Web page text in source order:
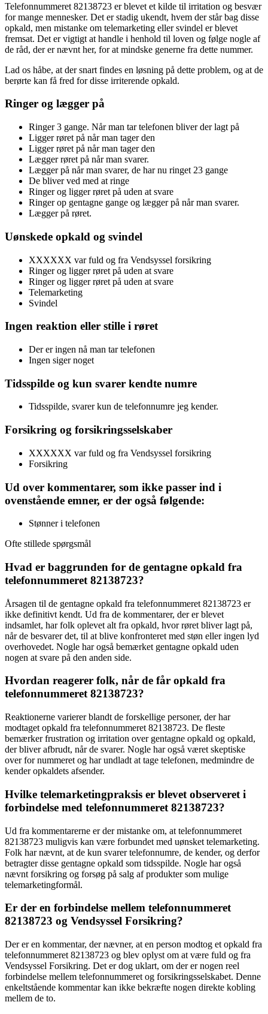
Telefonnummeret 82138723 er blevet et kilde til irritation og besvær
for mange mennesker. Det er stadig ukendt, hvem der står bag disse
opkald, men mistanke om telemarketing eller svindel er blevet
fremsat. Det er vigtigt at handle i henhold til loven og følge nogle af
de råd, der er nævnt her, for at mindske generne fra dette nummer.
Lad os håbe, at der snart findes en løsning på dette problem, og at de
berørte kan få fred for disse irriterende opkald.
Ringer og lægger på
Ringer 3 gange. Når man tar telefonen bliver der lagt på
Ligger røret på når man tager den
Ligger røret på når man tager den
Lægger røret på når man svarer.
Lægger på når man svarer, de har nu ringet 23 gange
De bliver ved med at ringe
Ringer og ligger røret på uden at svare
Ringer op gentagne gange og lægger på når man svarer.
Lægger på røret.
Uønskede opkald og svindel
XXXXXX var fuld og fra Vendsyssel forsikring
Ringer og ligger røret på uden at svare
Ringer og ligger røret på uden at svare
Telemarketing
Svindel
Ingen reaktion eller stille i røret
Der er ingen nå man tar telefonen
Ingen siger noget
Tidsspilde og kun svarer kendte numre
Tidsspilde, svarer kun de telefonnumre jeg kender.
Forsikring og forsikringsselskaber
XXXXXX var fuld og fra Vendsyssel forsikring
Forsikring
Ud over kommentarer, som ikke passer ind i
ovenstående emner, er der også følgende:
Stønner i telefonen
Ofte stillede spørgsmål
Hvad er baggrunden for de gentagne opkald fra
telefonnummeret 82138723?
Årsagen til de gentagne opkald fra telefonnummeret 82138723 er
ikke definitivt kendt. Ud fra de kommentarer, der er blevet
indsamlet, har folk oplevet alt fra opkald, hvor røret bliver lagt på,
når de besvarer det, til at blive konfronteret med støn eller ingen lyd
overhovedet. Nogle har også bemærket gentagne opkald uden
nogen at svare på den anden side.
Hvordan reagerer folk, når de får opkald fra
telefonnummeret 82138723?
Reaktionerne varierer blandt de forskellige personer, der har
modtaget opkald fra telefonnummeret 82138723. De fleste
bemærker frustration og irritation over gentagne opkald og opkald,
der bliver afbrudt, når de svarer. Nogle har også været skeptiske
over for nummeret og har undladt at tage telefonen, medmindre de
kender opkaldets afsender.
Hvilke telemarketingpraksis er blevet observeret i
forbindelse med telefonnummeret 82138723?
Ud fra kommentarerne er der mistanke om, at telefonnummeret
82138723 muligvis kan være forbundet med uønsket telemarketing.
Folk har nævnt, at de kun svarer telefonnumre, de kender, og derfor
betragter disse gentagne opkald som tidsspilde. Nogle har også
nævnt forsikring og forsøg på salg af produkter som mulige
telemarketingformål.
Er der en forbindelse mellem telefonnummeret
82138723 og Vendsyssel Forsikring?
Der er en kommentar, der nævner, at en person modtog et opkald fra
telefonnummeret 82138723 og blev oplyst om at være fuld og fra
Vendsyssel Forsikring. Det er dog uklart, om der er nogen reel
forbindelse mellem telefonnummeret og forsikringsselskabet. Denne
enkeltstående kommentar kan ikke bekræfte nogen direkte kobling
mellem de to.